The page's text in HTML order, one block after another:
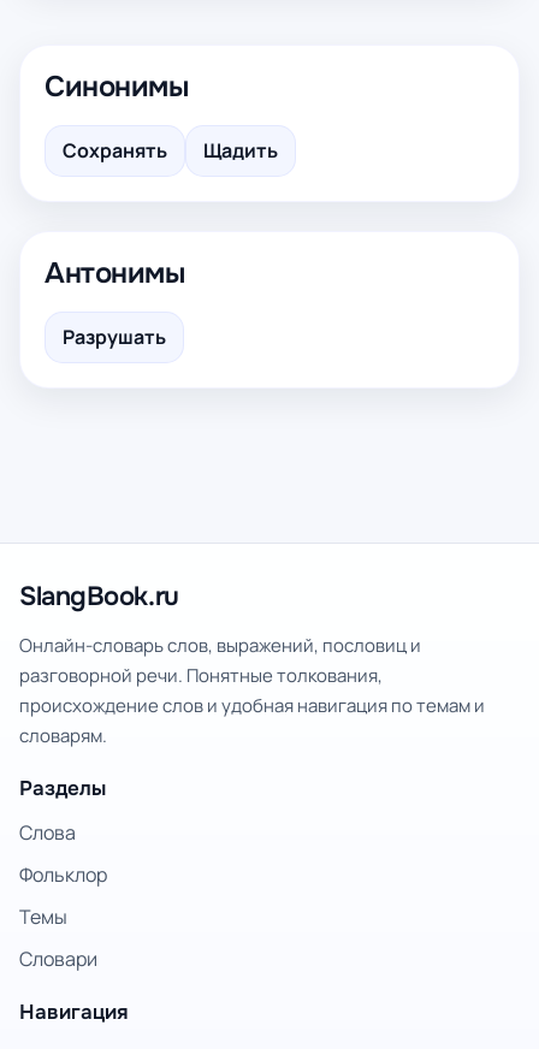
Синонимы
Сохранять Щадить
Антонимы
Разрушать
SlangBook.ru
Онлайн-словарь слов, выражений, пословиц и
разговорной речи. Понятные толкования,
происхождение слов и удобная навигация по темам и
словарям.
Разделы
Слова
Фольклор
Темы
Словари
Навигация